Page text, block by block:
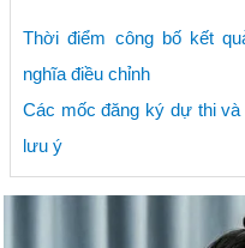
Thời điểm công bố kết
nghĩa điều chỉnh
Các mốc đăng ký dự thi
lưu ý